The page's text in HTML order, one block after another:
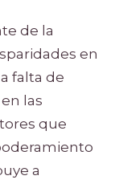
de la
en
falta de
las
que
a